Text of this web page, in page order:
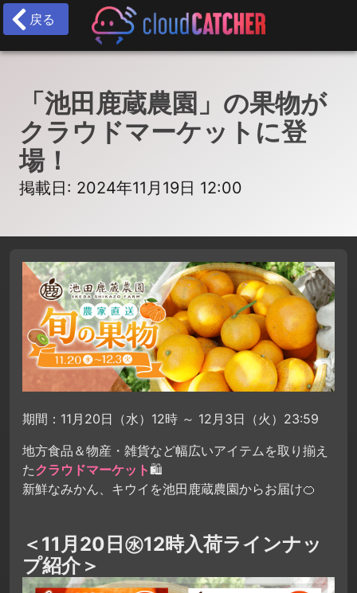
戻る
「池田鹿蔵農園」の果物が
クラウドマーケットに登
場！
掲載日: 2024年11月19日 12:00
期間：11月20日（水）12時 ～ 12月3日（火）23:59
地方食品＆物産・雑貨など幅広いアイテムを取り揃え
たクラウドマーケット🛍
新鮮なみかん、キウイを池田鹿蔵農園からお届け🍊
＜11月20日㊌12時入荷ラインナッ
プ紹介＞